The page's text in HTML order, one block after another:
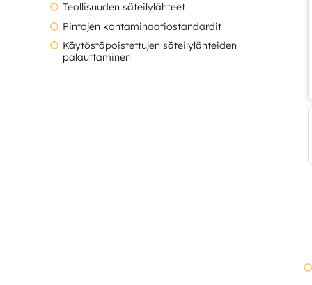
Teollisuuden säteilylähteet
Pintojen kontaminaatiostandardit
Käytöstäpoistettujen säteilylähteiden
palauttaminen